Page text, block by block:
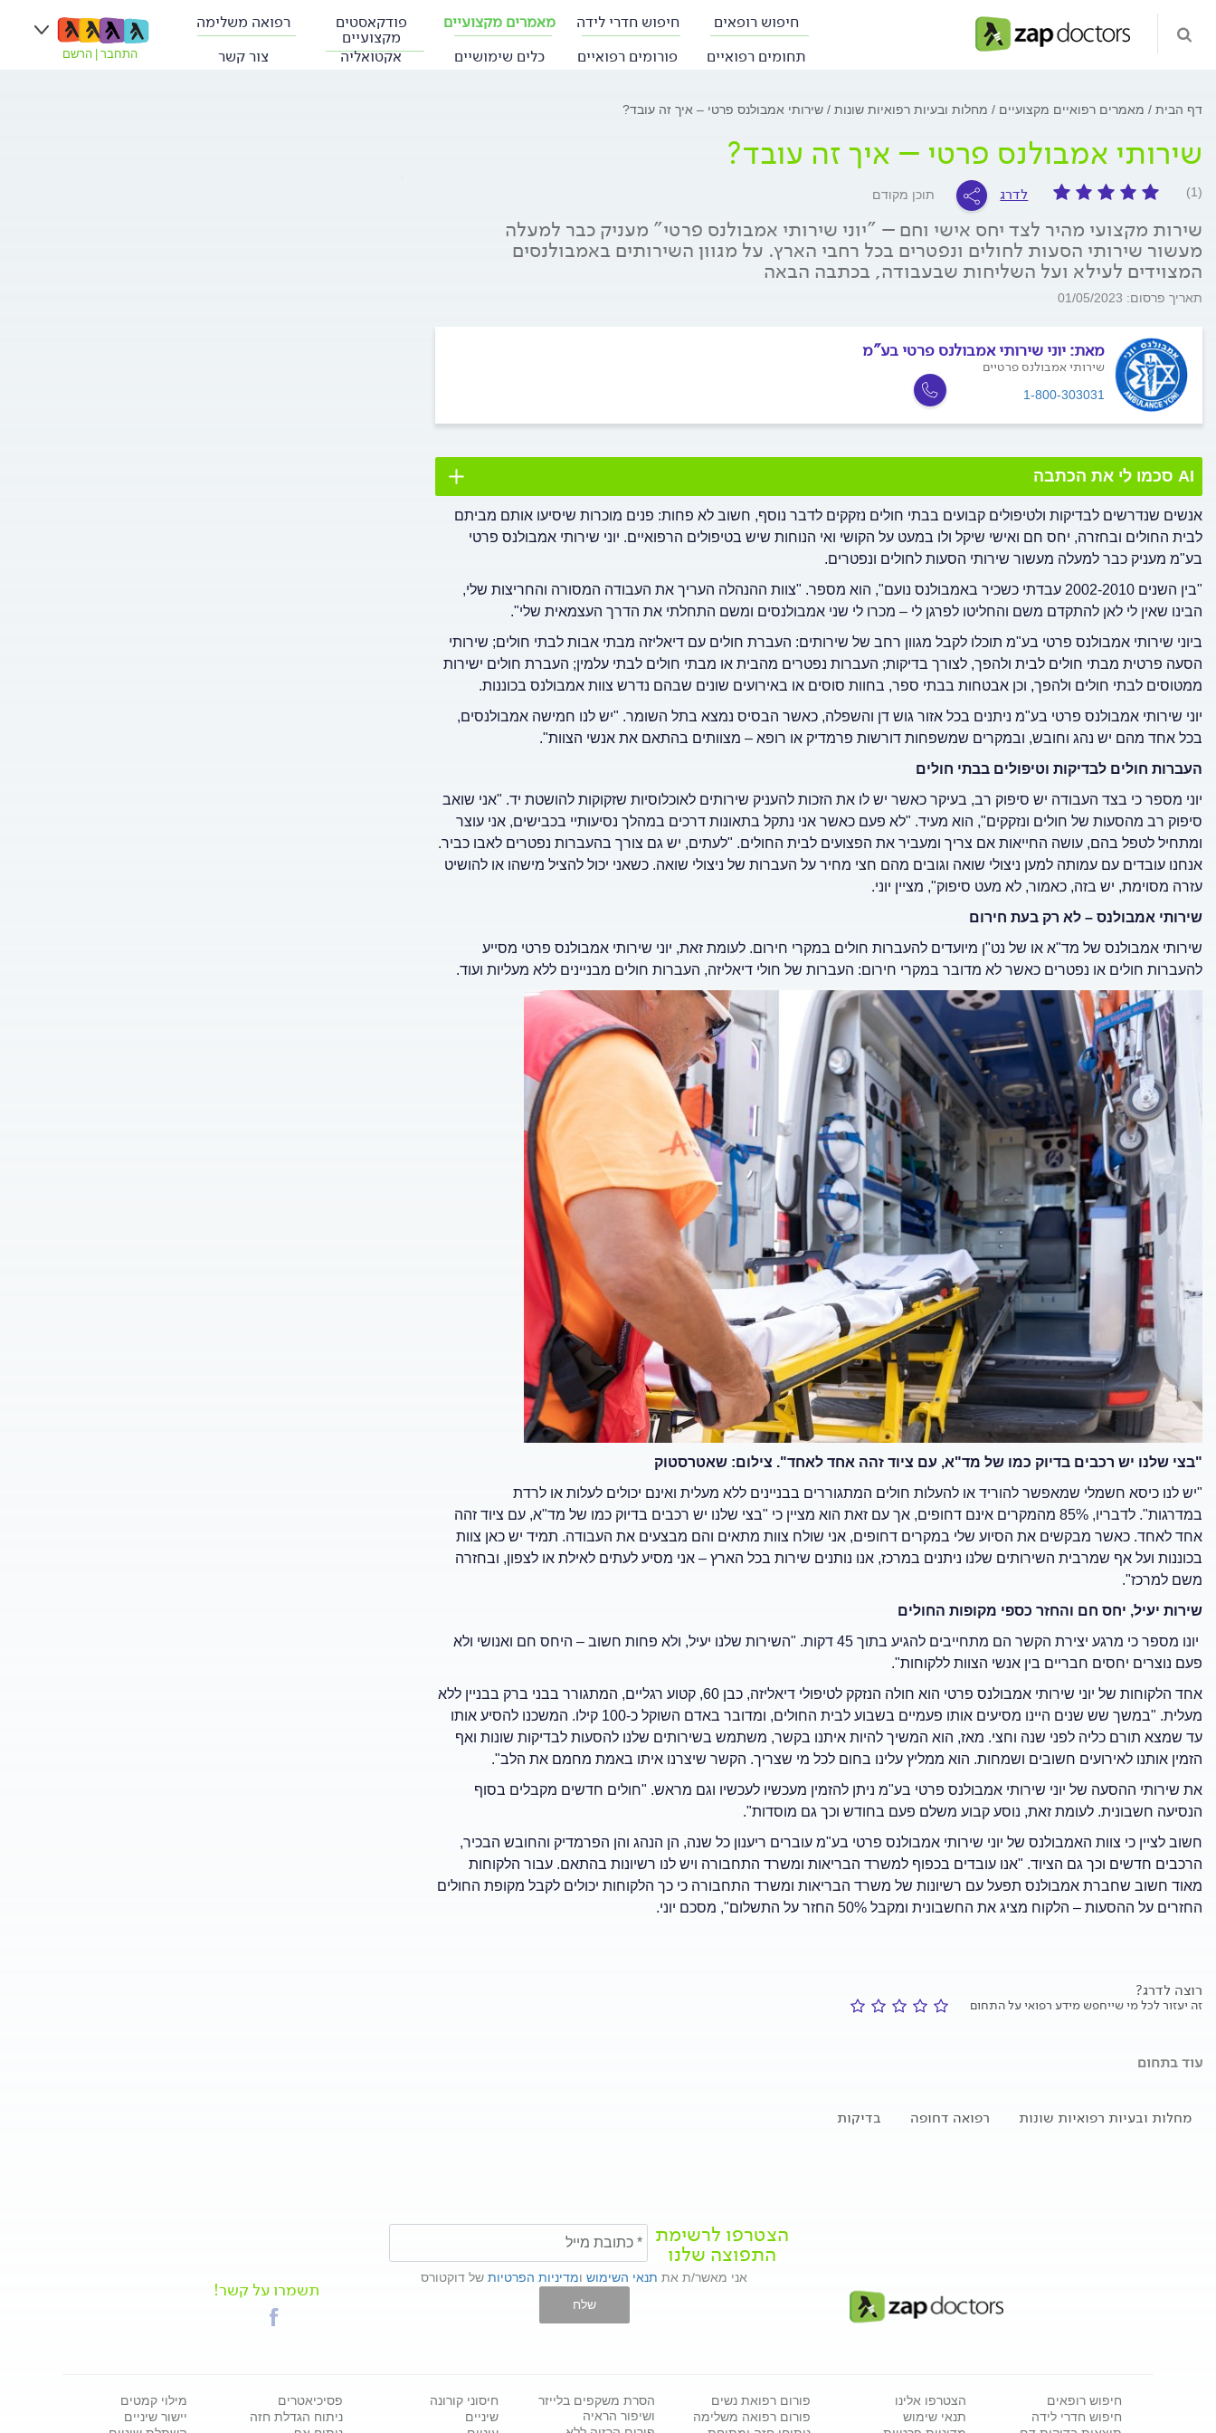
חיפוש רופאים חיפוש חדרי לידה מאמרים מקצועיים פודקאסטים
מקצועיים
רפואה משלימה
תחומים רפואיים
פורומים רפואיים כלים שימושיים אקטואליה צור קשר התחבר הרשם
דף הבית מאמרים רפואיים מקצועיים מחלות ובעיות רפואיות שונות שירותי אמבולנס פרטי – איך זה עובד?
שירותי אמבולנס פרטי – איך זה עובד?
(1) לדרג תוכן מקודם
שירות מקצועי מהיר לצד יחס אישי וחם – "יוני שירותי אמבולנס פרטי" מעניק כבר למעלה
מעשור שירותי הסעות לחולים ונפטרים בכל רחבי הארץ. על מגוון השירותים באמבולנסים
המצוידים לעילא ועל השליחות שבעבודה, בכתבה הבאה
תאריך פרסום: 01/05/2023
מאת: יוני שירותי אמבולנס פרטי בע"מ
שירותי אמבולנס פרטיים
1-800-303031
AI סכמו לי את הכתבה
אנשים שנדרשים לבדיקות ולטיפולים קבועים בבתי חולים נזקקים לדבר נוסף, חשוב לא פחות: פנים מוכרות שיסיעו אותם מביתם
לבית החולים ובחזרה, יחס חם ואישי שיקל ולו במעט על הקושי ואי הנוחות שיש בטיפולים הרפואיים. יוני שירותי אמבולנס פרטי
בע"מ מעניק כבר למעלה מעשור שירותי הסעות לחולים ונפטרים.
"בין השנים 2002-2010 עבדתי כשכיר באמבולנס נועם", הוא מספר. "צוות ההנהלה העריך את העבודה המסורה והחריצות שלי,
הבינו שאין לי לאן להתקדם משם והחליטו לפרגן לי – מכרו לי שני אמבולנסים ומשם התחלתי את הדרך העצמאית שלי".
ביוני שירותי אמבולנס פרטי בע"מ תוכלו לקבל מגוון רחב של שירותים: העברת חולים עם דיאליזה מבתי אבות לבתי חולים; שירותי
הסעה פרטית מבתי חולים לבית ולהפך, לצורך בדיקות; העברות נפטרים מהבית או מבתי חולים לבתי עלמין; העברת חולים ישירות
ממטוסים לבתי חולים ולהפך, וכן אבטחות בבתי ספר, בחוות סוסים או באירועים שונים שבהם נדרש צוות אמבולנס בכוננות.
יוני שירותי אמבולנס פרטי בע"מ ניתנים בכל אזור גוש דן והשפלה, כאשר הבסיס נמצא בתל השומר. "יש לנו חמישה אמבולנסים,
בכל אחד מהם יש נהג וחובש, ובמקרים שמשפחות דורשות פרמדיק או רופא – מצוותים בהתאם את אנשי הצוות".
העברות חולים לבדיקות וטיפולים בבתי חולים
יוני מספר כי בצד העבודה יש סיפוק רב, בעיקר כאשר יש לו את הזכות להעניק שירותים לאוכלוסיות שזקוקות להושטת יד. "אני שואב
סיפוק רב מהסעות של חולים ונזקקים", הוא מעיד. "לא פעם כאשר אני נתקל בתאונות דרכים במהלך נסיעותיי בכבישים, אני עוצר
ומתחיל לטפל בהם, עושה החייאות אם צריך ומעביר את הפצועים לבית החולים. "לעתים, יש גם צורך בהעברות נפטרים לאבו כביר.
אנחנו עובדים עם עמותה למען ניצולי שואה וגובים מהם חצי מחיר על העברות של ניצולי שואה. כשאני יכול להציל מישהו או להושיט
עזרה מסוימת, יש בזה, כאמור, לא מעט סיפוק", מציין יוני.
שירותי אמבולנס – לא רק בעת חירום
שירותי אמבולנס של מד"א או של נט"ן מיועדים להעברות חולים במקרי חירום. לעומת זאת, יוני שירותי אמבולנס פרטי מסייע
להעברות חולים או נפטרים כאשר לא מדובר במקרי חירום: העברות של חולי דיאליזה, העברות חולים מבניינים ללא מעליות ועוד.
"בצי שלנו יש רכבים בדיוק כמו של מד"א, עם ציוד זהה אחד לאחד". צילום: שאטרסטוק
"יש לנו כיסא חשמלי שמאפשר להוריד או להעלות חולים המתגוררים בבניינים ללא מעלית ואינם יכולים לעלות או לרדת
במדרגות". לדבריו, 85% מהמקרים אינם דחופים, אך עם זאת הוא מציין כי "בצי שלנו יש רכבים בדיוק כמו של מד"א, עם ציוד זהה
אחד לאחד. כאשר מבקשים את הסיוע שלי במקרים דחופים, אני שולח צוות מתאים והם מבצעים את העבודה. תמיד יש כאן צוות
בכוננות ועל אף שמרבית השירותים שלנו ניתנים במרכז, אנו נותנים שירות בכל הארץ – אני מסיע לעתים לאילת או לצפון, ובחזרה
משם למרכז".
שירות יעיל, יחס חם והחזר כספי מקופות החולים
יונו מספר כי מרגע יצירת הקשר הם מתחייבים להגיע בתוך 45 דקות. "השירות שלנו יעיל, ולא פחות חשוב – היחס חם ואנושי ולא
פעם נוצרים יחסים חבריים בין אנשי הצוות ללקוחות".
אחד הלקוחות של יוני שירותי אמבולנס פרטי הוא חולה הנזקק לטיפולי דיאליזה, כבן 60, קטוע רגליים, המתגורר בבני ברק בבניין ללא
מעלית. "במשך שש שנים היינו מסיעים אותו פעמיים בשבוע לבית החולים, ומדובר באדם השוקל כ-100 קילו. המשכנו להסיע אותו
עד שמצא תורם כליה לפני שנה וחצי. מאז, הוא המשיך להיות איתנו בקשר, משתמש בשירותים שלנו להסעות לבדיקות שונות ואף
הזמין אותנו לאירועים חשובים ושמחות. הוא ממליץ עלינו בחום לכל מי שצריך. הקשר שיצרנו איתו באמת מחמם את הלב".
את שירותי ההסעה של יוני שירותי אמבולנס פרטי בע"מ ניתן להזמין מעכשיו לעכשיו וגם מראש. "חולים חדשים מקבלים בסוף
הנסיעה חשבונית. לעומת זאת, נוסע קבוע משלם פעם בחודש וכך גם מוסדות".
חשוב לציין כי צוות האמבולנס של יוני שירותי אמבולנס פרטי בע"מ עוברים ריענון כל שנה, הן הנהג והן הפרמדיק והחובש הבכיר,
הרכבים חדשים וכך גם הציוד. "אנו עובדים בכפוף למשרד הבריאות ומשרד התחבורה ויש לנו רשיונות בהתאם. עבור הלקוחות
מאוד חשוב שחברת אמבולנס תפעל עם רשיונות של משרד הבריאות ומשרד התחבורה כי כך הלקוחות יכולים לקבל מקופת החולים
החזרים על ההסעות – הלקוח מציג את החשבונית ומקבל 50% החזר על התשלום", מסכם יוני.
רוצה לדרג?
זה יעזור לכל מי שייחפש מידע רפואי על התחום
עוד בתחום
מחלות ובעיות רפואיות שונות רפואה דחופה בדיקות
הצטרפו לרשימת
התפוצה שלנו
אני מאשר/ת את תנאי השימוש ומדיניות הפרטיות של דוקטורס
שלח
תשמרו על קשר!
חיפוש רופאים
חיפוש חדרי לידה
הצטרפו אלינו
תנאי שימוש
פורום רפואת נשים
פורום רפואה משלימה
הסרת משקפים בלייזר
ושיפור הראיה
חיסוני קורונה
שיניים
פסיכיאטרים
ניתוח הגדלת חזה
מילוי קמטים
יישור שיניים